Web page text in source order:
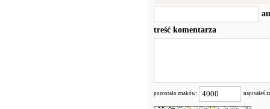
treść komentarza
pozostało znaków: napisałeś